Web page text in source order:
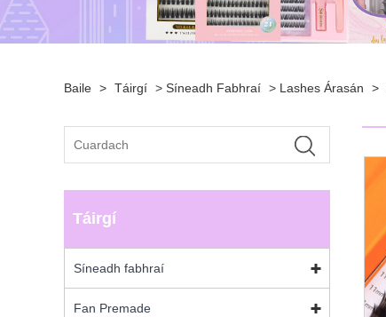
Baile > Táirgí > Síneadh Fabhraí > Lashes Árasán >
Táirgí
Síneadh fabhraí
Fan Premade